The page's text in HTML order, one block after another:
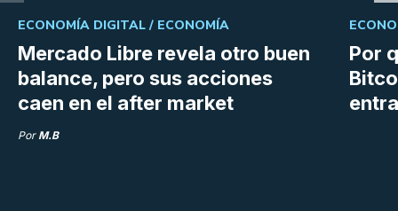
Mercado Libre revela otro buen
balance, pero sus acciones
caen en el after market
ECONOMÍA DIGITAL / ECONOMÍA
Por M.B
Por